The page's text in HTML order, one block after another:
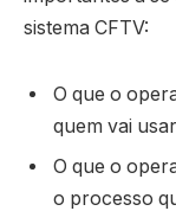
sistema CFTV:
O que o
quem vai
O que o
o processo